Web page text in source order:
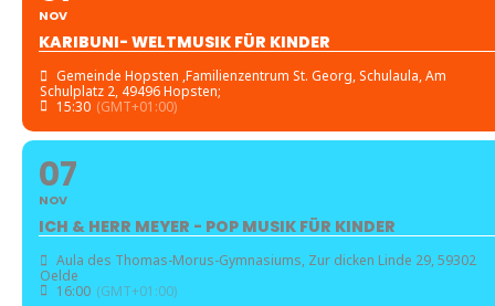
NOV
KARIBUNI- WELTMUSIK FÜR KINDER
Gemeinde Hopsten ,Familienzentrum St. Georg, Schulaula, Am
Schulplatz 2, 49496 Hopsten;
15:30 (GMT+01:00)
07
NOV
ICH & HERR MEYER - POP MUSIK FÜR KINDER
Aula des Thomas-Morus-Gymnasiums, Zur dicken Linde 29, 59302
Oelde
16:00 (GMT+01:00)